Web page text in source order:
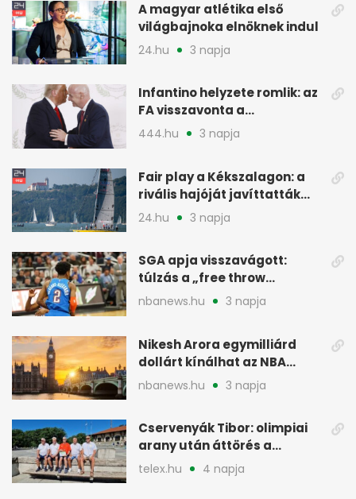
A magyar atlétika első
világbajnoka elnöknek indul
24.hu 3 napja
Infantino helyzete romlik: az
FA visszavonta a
támogatását, jöhet a
444.hu 3 napja
Fair play a Kékszalagon: a
rivális hajóját javíttatták
meg
24.hu 3 napja
SGA apja visszavágott:
túlzás a „free throw
merchant” címke?
nbanews.hu 3 napja
Nikesh Arora egymilliárd
dollárt kínálhat az NBA
Europe londoni csapatáért
nbanews.hu 3 napja
Cservenyák Tibor: olimpiai
arany után áttörés a
rákkutatásban
telex.hu 4 napja